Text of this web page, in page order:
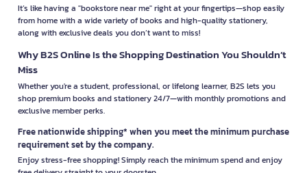
It’s like having a "bookstore near me" right at your fingertips—shop easily
from home with a wide variety of books and high-quality stationery,
along with exclusive deals you don’t want to miss!
Why B2S Online Is the Shopping Destination You Shouldn’t
Miss
Whether you're a student, professional, or lifelong learner, B2S lets you
shop premium books and stationery 24/7—with monthly promotions and
exclusive member perks.
Free nationwide shipping* when you meet the minimum purchase
requirement set by the company.
Enjoy stress-free shopping! Simply reach the minimum spend and enjoy